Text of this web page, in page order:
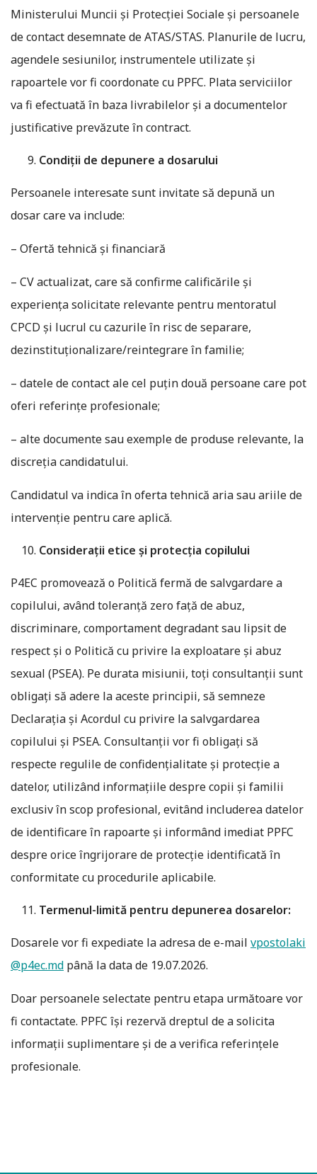
Ministerului Muncii și Protecției Sociale și persoanele
de contact desemnate de ATAS/STAS. Planurile de lucru,
agendele sesiunilor, instrumentele utilizate și
rapoartele vor fi coordonate cu PPFC. Plata serviciilor
va fi efectuată în baza livrabilelor și a documentelor
justificative prevăzute în contract.
Condiții de depunere a dosarului
Persoanele interesate sunt invitate să depună un
dosar care va include:
– Ofertă tehnică și financiară
– CV actualizat, care să confirme calificările și
experiența solicitate relevante pentru mentoratul
CPCD și lucrul cu cazurile în risc de separare,
dezinstituționalizare/reintegrare în familie;
– datele de contact ale cel puțin două persoane care pot
oferi referințe profesionale;
– alte documente sau exemple de produse relevante, la
discreția candidatului.
Candidatul va indica în oferta tehnică aria sau ariile de
intervenție pentru care aplică.
Considerații etice și protecția copilului
P4EC promovează o Politică fermă de salvgardare a
copilului, având toleranță zero față de abuz,
discriminare, comportament degradant sau lipsit de
respect și o Politică cu privire la exploatare și abuz
sexual (PSEA). Pe durata misiunii, toți consultanții sunt
obligați să adere la aceste principii, să semneze
Declarația și Acordul cu privire la salvgardarea
copilului și PSEA. Consultanții vor fi obligați să
respecte regulile de confidențialitate și protecție a
datelor, utilizând informațiile despre copii și familii
exclusiv în scop profesional, evitând includerea datelor
de identificare în rapoarte și informând imediat PPFC
despre orice îngrijorare de protecție identificată în
conformitate cu procedurile aplicabile.
Termenul-limită pentru depunerea dosarelor:
Dosarele vor fi expediate la adresa de e-mail vpostolaki
@p4ec.md până la data de 19.07.2026.
Doar persoanele selectate pentru etapa următoare vor
fi contactate. PPFC își rezervă dreptul de a solicita
informații suplimentare și de a verifica referințele
profesionale.